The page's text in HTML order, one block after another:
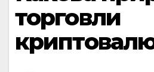
торговли